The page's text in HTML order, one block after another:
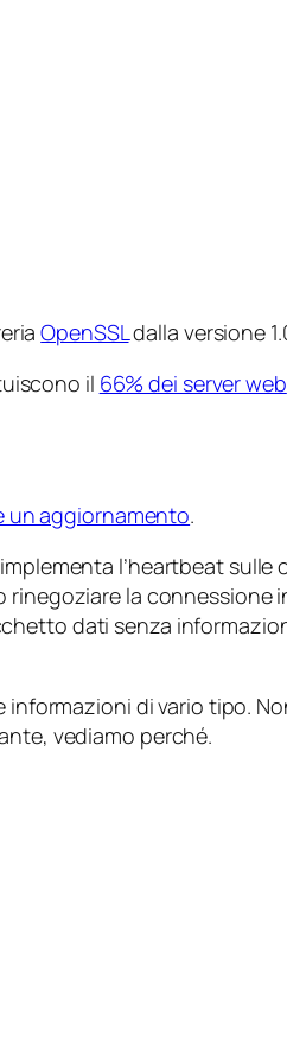
OpenSSLdalla versione
il 66% dei server web
un aggiornamento.
l’heartbeat sulle
la connessione
dati senza
informazioni di vario tipo.
vediamo perché.